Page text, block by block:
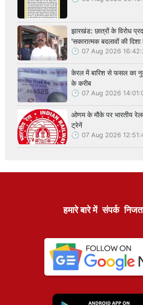
झारखंड: छात्रों के विरोध
'सकारात्मक बदलावों की
07 Aug 2026
केरल में बारिश से फसल का
के करीब
07 Aug 2026
ओणम के मौके पर भारतीय
ट्रेनें
07 Aug 2026
हमारे बारे में संपर्क